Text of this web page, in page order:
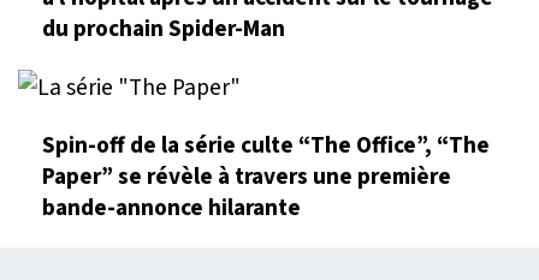
du prochain Spider-Man
Spin-off de la série culte “The Office”, “The
Paper” se révèle à travers une première
bande-annonce hilarante